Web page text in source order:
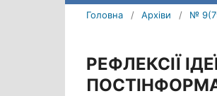
Головна / Архіви / №
РЕФЛЕКСІЇ